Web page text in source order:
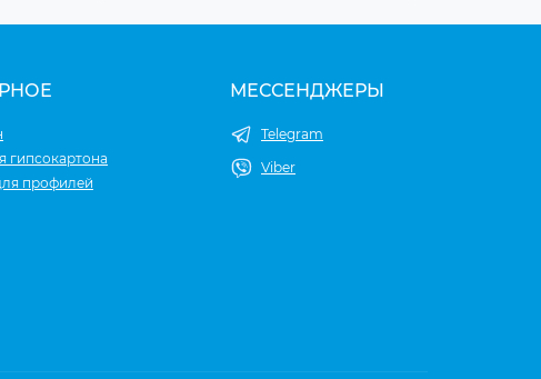
гипсокартона
профилей
МЕССЕНДЖЕРЫ
Telegram
Viber